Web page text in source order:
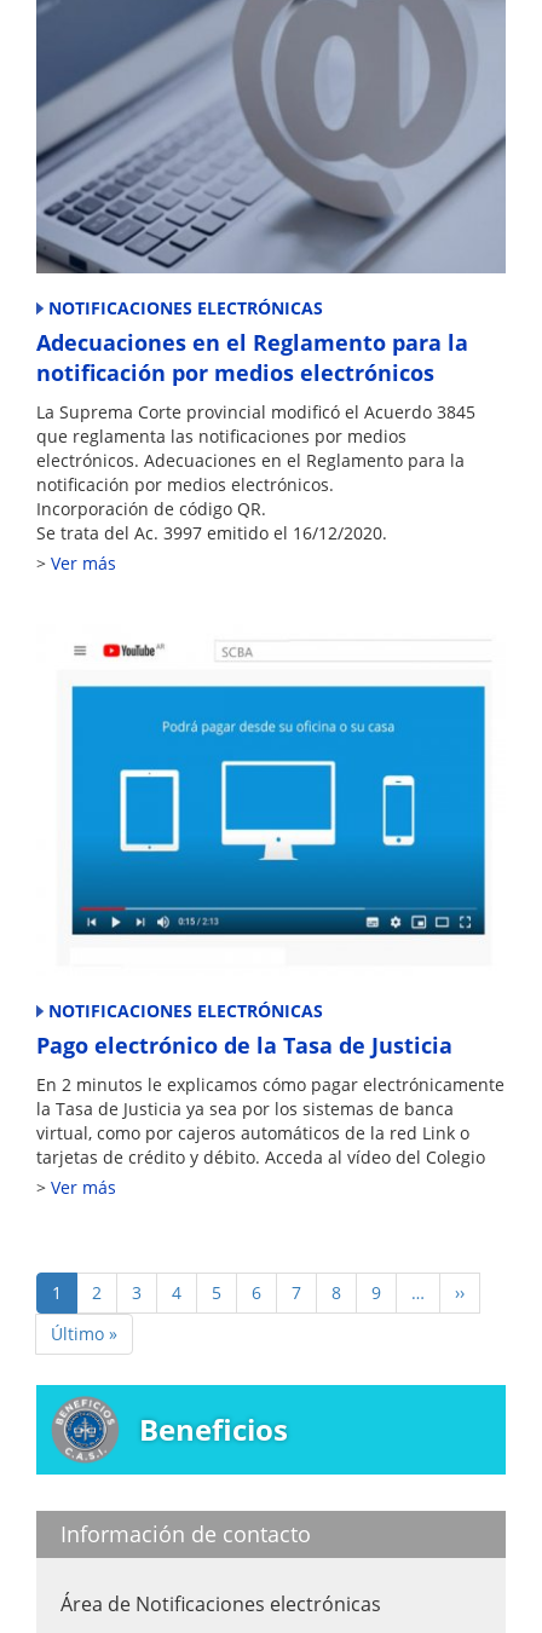
NOTIFICACIONES ELECTRÓNICAS
Adecuaciones en el Reglamento para la
notificación por medios electrónicos
La Suprema Corte provincial modificó el Acuerdo 3845
que reglamenta las notificaciones por medios
electrónicos. Adecuaciones en el Reglamento para la
notificación por medios electrónicos.
Incorporación de código QR.
Se trata del Ac. 3997 emitido el 16/12/2020.
Ver más
NOTIFICACIONES ELECTRÓNICAS
Pago electrónico de la Tasa de Justicia
En 2 minutos le explicamos cómo pagar electrónicamente
la Tasa de Justicia ya sea por los sistemas de banca
virtual, como por cajeros automáticos de la red Link o
tarjetas de crédito y débito. Acceda al vídeo del Colegio
Ver más
Paginación
Página
actual
1 Page
2 Page
3 Page
4 Page
5 Page
6 Page
7 Page
8 Page
9 …
Siguiente
página
››
Última
página
Último »
Beneficios
Información de contacto
Área de Notificaciones electrónicas